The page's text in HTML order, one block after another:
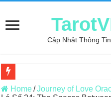
Cập Nhật Thông
Review may áo thun tại xưởng
Home/Journey of Love